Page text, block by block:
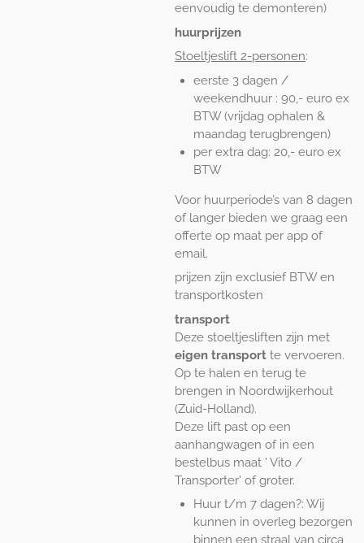
eenvoudig te demonteren)
huurprijzen
Stoeltjeslift 2-personen:
eerste 3 dagen /
weekendhuur : 90,- euro ex
BTW (vrijdag ophalen &
maandag terugbrengen)
per extra dag: 20,- euro ex
BTW
Voor huurperiode’s van 8 dagen
of langer bieden we graag een
offerte op maat per app of
email.
prijzen zijn exclusief BTW en
transportkosten
transport
Deze stoeltjesliften zijn met
eigen transport te vervoeren.
Op te halen en terug te
brengen in Noordwijkerhout
(Zuid-Holland).
Deze lift past op een
aanhangwagen of in een
bestelbus maat ' Vito /
Transporter' of groter.
Huur t/m 7 dagen?: Wij
kunnen in overleg bezorgen
binnen een straal van circa